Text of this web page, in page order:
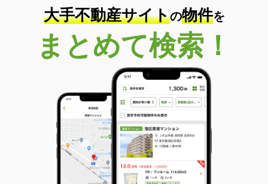
大手不動産サイトの物件を
まとめて検索！